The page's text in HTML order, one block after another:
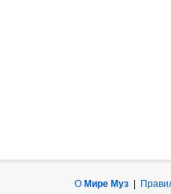
О Мире Муз|